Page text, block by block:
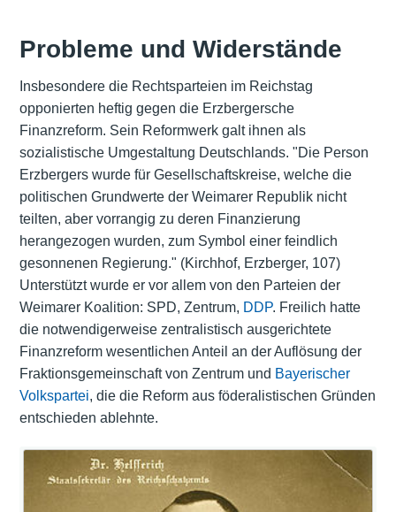
Probleme und Widerstände
Insbesondere die Rechtsparteien im Reichstag
opponierten heftig gegen die Erzbergersche
Finanzreform. Sein Reformwerk galt ihnen als
sozialistische Umgestaltung Deutschlands. "Die Person
Erzbergers wurde für Gesellschaftskreise, welche die
politischen Grundwerte der Weimarer Republik nicht
teilten, aber vorrangig zu deren Finanzierung
herangezogen wurden, zum Symbol einer feindlich
gesonnenen Regierung." (Kirchhof, Erzberger, 107)
Unterstützt wurde er vor allem von den Parteien der
Weimarer Koalition: SPD, Zentrum, DDP. Freilich hatte
die notwendigerweise zentralistisch ausgerichtete
Finanzreform wesentlichen Anteil an der Auflösung der
Fraktionsgemeinschaft von Zentrum und Bayerischer
Volkspartei, die die Reform aus föderalistischen Gründen
entschieden ablehnte.